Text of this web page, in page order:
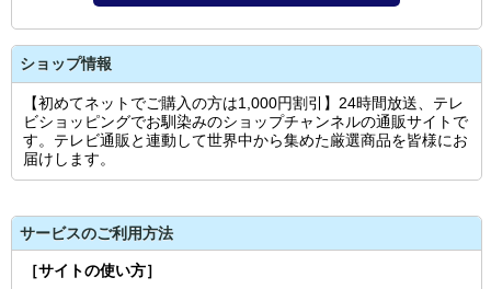
ショップ情報
【初めてネットでご購入の方は1,000円割引】24時間放送、テレ
ビショッピングでお馴染みのショップチャンネルの通販サイトで
す。テレビ通販と連動して世界中から集めた厳選商品を皆様にお
届けします。
サービスのご利用方法
［サイトの使い方］